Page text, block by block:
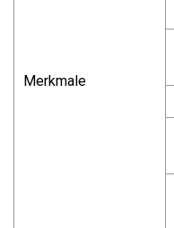
Merkmale